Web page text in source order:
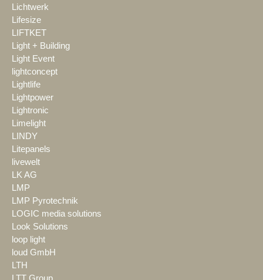
Lichtwerk
Lifesize
LIFTKET
Light + Building
Light Event
lightconcept
Lightlife
Lightpower
Lightronic
Limelight
LINDY
Litepanels
livewelt
LK AG
LMP
LMP Pyrotechnik
LOGIC media solutions
Look Solutions
loop light
loud GmbH
LTH